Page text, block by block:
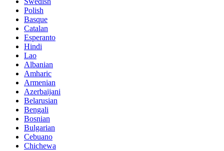
Polish
Basque
Catalan
Esperanto
Hindi
Lao
Albanian
Amharic
Armenian
Azerbaijani
Belarusian
Bengali
Bosnian
Bulgarian
Cebuano
Chichewa